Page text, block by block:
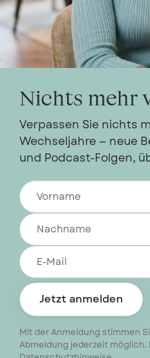
Nichts mehr
Verpassen Sie nichts
Wechseljahre — neue
und Podcast-Folgen,
Jetzt anmelden
Mit der Anmeldung stimmen
Abmeldung jederzeit möglich.